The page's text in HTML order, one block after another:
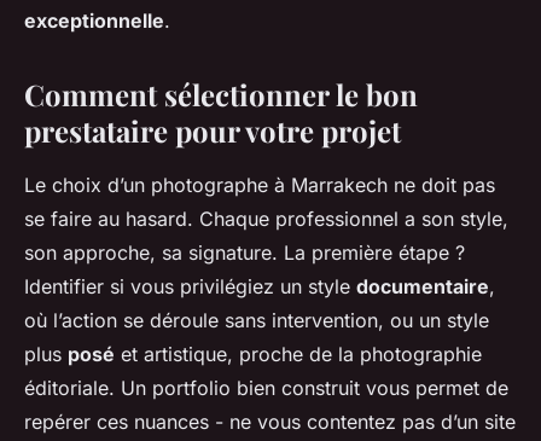
exceptionnelle.
Comment sélectionner le bon
prestataire pour votre projet
Le choix d’un photographe à Marrakech ne doit pas
se faire au hasard. Chaque professionnel a son style,
son approche, sa signature. La première étape ?
Identifier si vous privilégiez un style documentaire,
où l’action se déroule sans intervention, ou un style
plus posé et artistique, proche de la photographie
éditoriale. Un portfolio bien construit vous permet de
repérer ces nuances - ne vous contentez pas d’un site